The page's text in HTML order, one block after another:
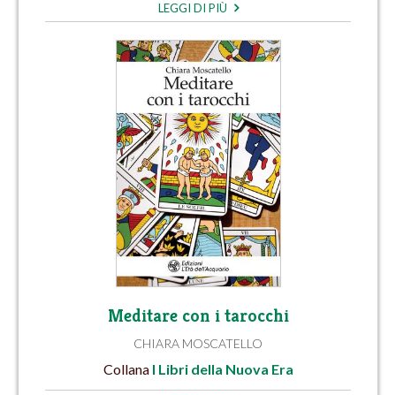
LEGGI DI PIÙ
Meditare con i tarocchi
CHIARA MOSCATELLO
Collana I Libri della Nuova Era